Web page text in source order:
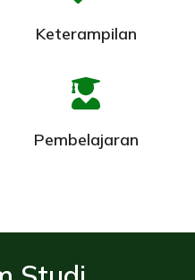
Keterampilan
Pembelajaran